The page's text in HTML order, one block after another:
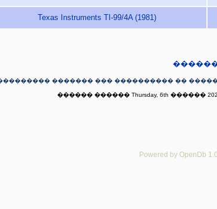
Texas Instruments TI-99/4A (1981)
������� ��� ���������� ��
������ ������ Thursday, 6th ������ 2026
Powered by OpenDb